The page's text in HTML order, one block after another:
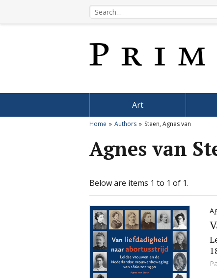
Art
Home Authors Steen, Agnes van
Agnes van
Below are items 1 to 1 of 1.